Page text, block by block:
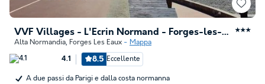
VVF Villages - L'Ecrin Normand - Forges-les-Eaux ★★★
Alta Normandia, Forges Les Eaux Mappa
4.1 8.5 Eccellente
A due passi da Parigi e dalla costa normanna